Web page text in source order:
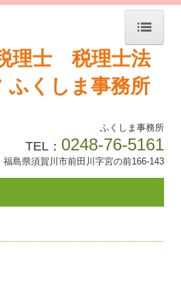
ふくしま事務所
TEL： 0248-76-5161
福島県須賀川市前田川字宮の前166-143